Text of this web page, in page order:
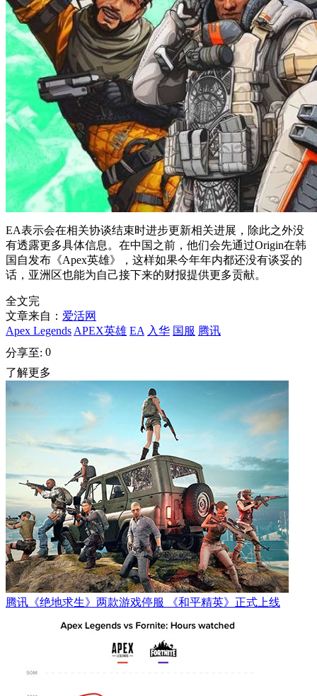
EA表示会在相关协谈结束时进步更新相关进展，除此之外没
有透露更多具体信息。在中国之前，他们会先通过Origin在韩
国自发布《Apex英雄》，这样如果今年年内都还没有谈妥的
话，亚洲区也能为自己接下来的财报提供更多贡献。
全文完
文章来自： 爱活网
Apex LegendsAPEX英雄 EA 入华 国服 腾讯
分享至: 0
了解更多
腾讯《绝地求生》两款游戏停服 《和平精英》正式上线